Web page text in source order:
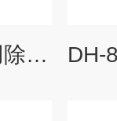
DH-862B上海众有商用除湿机DH-862B